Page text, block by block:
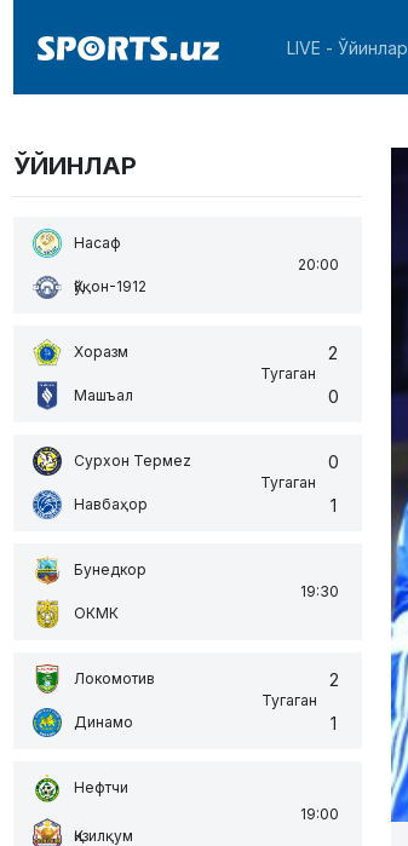
LIVE - Ўйинлар
ЎЙИНЛАР
Насаф
Қўқон-1912
20:00
Хоразм
Машъал
Тугаган
2
0
Сурхон Термеz
Навбаҳор
Тугаган
0
1
Бунедкор
ОКМК
19:30
Локомотив
Динамо
Тугаган
2
1
Нефтчи
Қизилқум
19:00